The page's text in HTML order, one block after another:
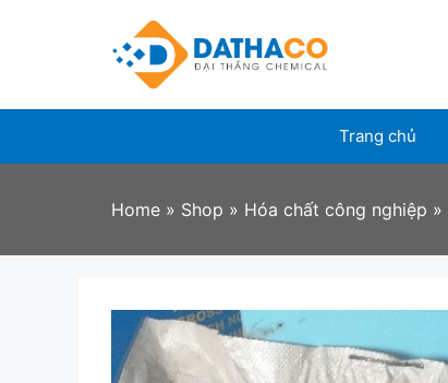
Trang chủ
Home » Shop » Hóa chất công nghiệp »